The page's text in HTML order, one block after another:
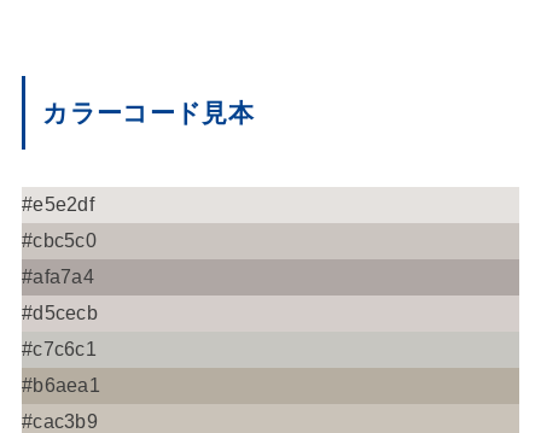
カラーコード見本
#e5e2df
#cbc5c0
#afa7a4
#d5cecb
#c7c6c1
#b6aea1
#cac3b9